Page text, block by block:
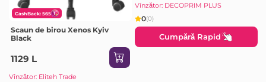
CashBack: 565
Scaun de birou Xenos Kyiv
Black
1129 L
Vînzător: Eliteh Trade
Vînzător: DECOPRIM PLUS
0(0)
Cumpără Rapid